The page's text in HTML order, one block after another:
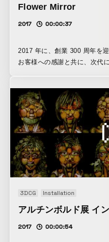
Flower Mirror
2017 00:00:37
2017 年に、創業 300 周年を
お客様への感謝と共に、次代
さ 3 メートルの楕円を埋め尽
を制御、また設置されたセン
して鏡のように形を映しだし
模様も描きだします。
3DCG Installation
アルチンボルド展 イ
2017 00:00:54